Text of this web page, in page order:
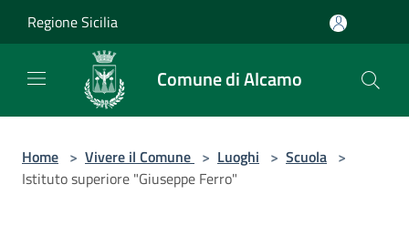
Regione Sicilia
Comune di Alcamo
Home > Vivere il Comune > Luoghi > Scuola >
Istituto superiore "Giuseppe Ferro"